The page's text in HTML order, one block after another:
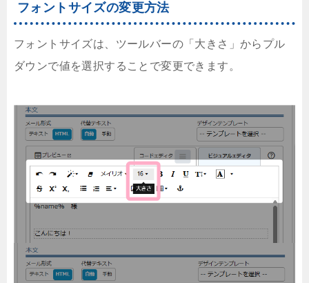
フォントサイズの変更方法
フォントサイズは、ツールバーの「大きさ」からプル
ダウンで値を選択することで変更できます。